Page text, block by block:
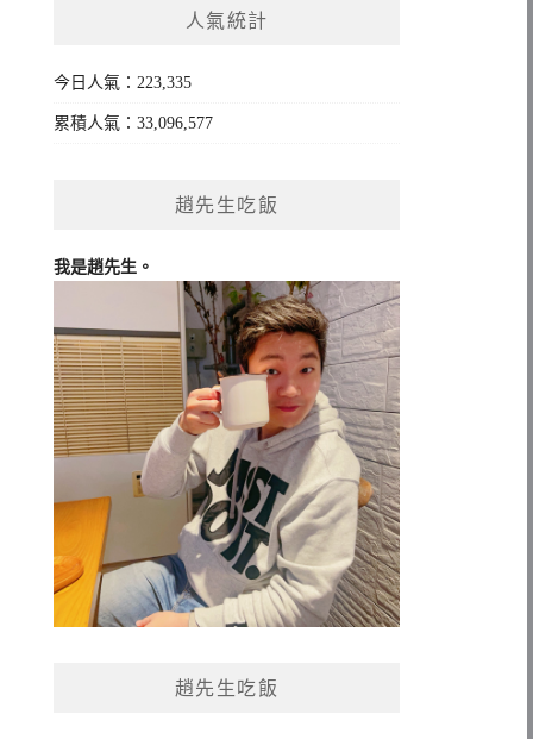
人氣統計
今日人氣：223,335
累積人氣：33,096,577
趙先生吃飯
我是趙先生。
趙先生吃飯